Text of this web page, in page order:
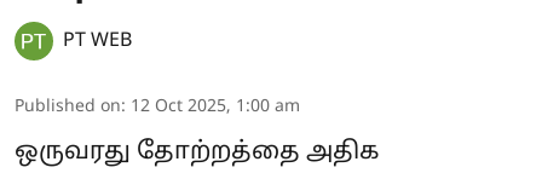
PT WEB
Published on: 12 Oct 2025, 1:00 am
ஒருவரது தோற்றத்தை அதிக